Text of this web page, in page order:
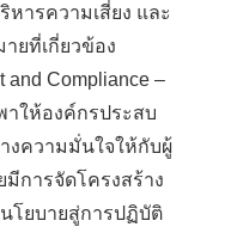
ารความเสี่ยง และ
ยที่เกี่ยวข้อง
and Compliance –
าให้องค์กรประสบ
งความมั่นใจให้กับผู้
การจัดโครงสร้าง
โยบายสู่การปฏิบัติ